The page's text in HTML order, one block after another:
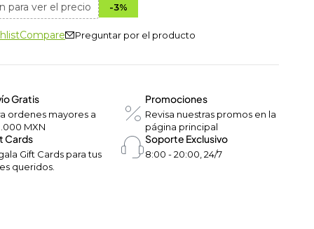
para ver el precio -3%
Compare Preguntar por el producto
Gratis
ordenes mayores a
MXN
Cards
Gift Cards para tus
queridos.
Promociones
Revisa nuestras promos en la
página principal
Soporte Exclusivo
8:00 - 20:00, 24/7